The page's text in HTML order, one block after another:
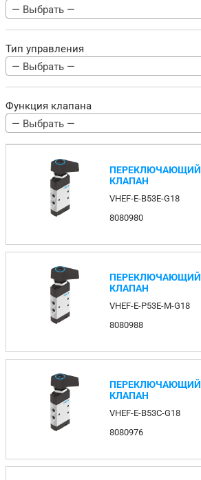
— Выбрать —
Тип управления
— Выбрать —
Функция клапана
— Выбрать —
ПЕРЕКЛЮЧАЮЩИЙ
КЛАПАН
VHEF-E-B53E-G18
8080980
ПЕРЕКЛЮЧАЮЩИЙ
КЛАПАН
VHEF-E-P53E-M-G18
8080988
ПЕРЕКЛЮЧАЮЩИЙ
КЛАПАН
VHEF-E-B53C-G18
8080976